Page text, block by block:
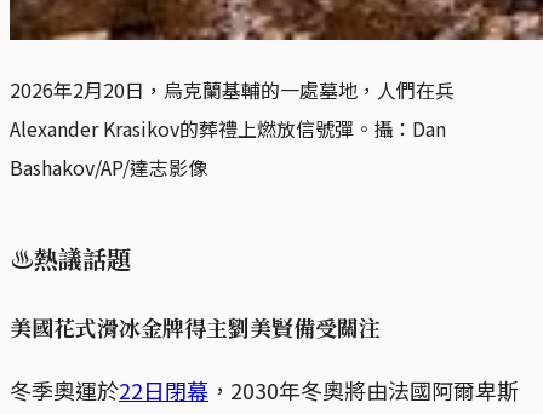
2026年2月20日，烏克蘭基輔的一處墓地，人們在兵
Alexander Krasikov的葬禮上燃放信號彈。攝：Dan
Bashakov/AP/達志影像
♨熱議話題
美國花式滑冰金牌得主劉美賢備受關注
冬季奧運於22日閉幕 ，2030年冬奧將由法國阿爾卑斯